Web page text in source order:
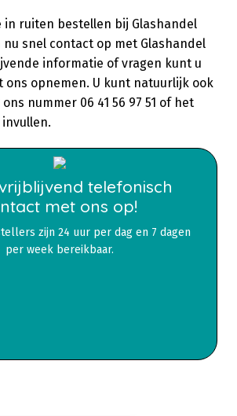
in ruiten bestellen bij Glashandel
nu snel contact op met Glashandel
informatie of vragen kunt u
ons opnemen. U kunt natuurlijk ook
nummer 06 41 56 97 51 of het
telefonisch
met ons op!
zijn 24 uur per dag en 7 dagen
per week bereikbaar.